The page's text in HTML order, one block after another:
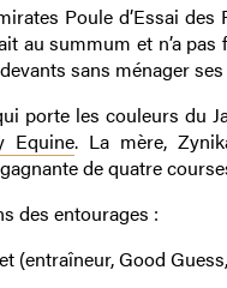
Poule d’Essai
au summum et n’a
sans ménager
porte les couleurs du
Equine. La mère,
de quatre
des entourages :
(entraîneur, Good